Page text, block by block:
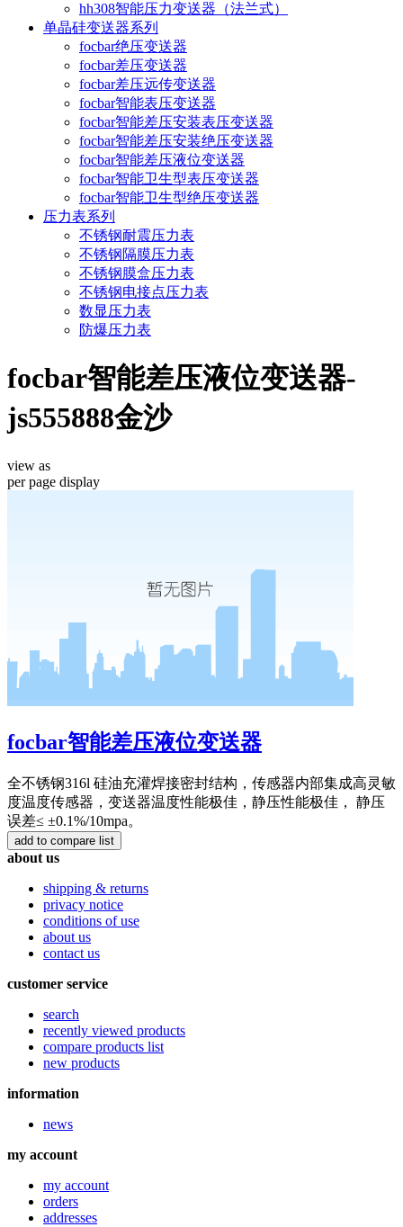
hh308智能压力变送器（法兰式）
单晶硅变送器系列
focbar绝压变送器
focbar差压变送器
focbar差压远传变送器
focbar智能表压变送器
focbar智能差压安装表压变送器
focbar智能差压安装绝压变送器
focbar智能差压液位变送器
focbar智能卫生型表压变送器
focbar智能卫生型绝压变送器
压力表系列
不锈钢耐震压力表
不锈钢隔膜压力表
不锈钢膜盒压力表
不锈钢电接点压力表
数显压力表
防爆压力表
focbar智能差压液位变送器-
js555888金沙
view as
per page display
focbar智能差压液位变送器
全不锈钢316l 硅油充灌焊接密封结构，传感器内部集成高灵敏
度温度传感器，变送器温度性能极佳，静压性能极佳， 静压
误差≤ ±0.1%/10mpa。
about us
shipping & returns
privacy notice
conditions of use
about us
contact us
customer service
search
recently viewed products
compare products list
new products
information
news
my account
my account
orders
addresses